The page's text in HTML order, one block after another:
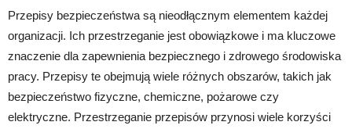
Przepisy bezpieczeństwa są nieodłącznym elementem każdej
organizacji. Ich przestrzeganie jest obowiązkowe i ma kluczowe
znaczenie dla zapewnienia bezpiecznego i zdrowego środowiska
pracy. Przepisy te obejmują wiele różnych obszarów, takich jak
bezpieczeństwo fizyczne, chemiczne, pożarowe czy
elektryczne. Przestrzeganie przepisów przynosi wiele korzyści